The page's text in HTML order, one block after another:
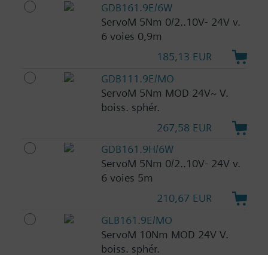
GDB161.9E/6W
ServoM 5Nm 0/2..10V- 24V v.
6 voies 0,9m
185,13 EUR
GDB111.9E/MO
ServoM 5Nm MOD 24V~ V.
boiss. sphér.
267,58 EUR
GDB161.9H/6W
ServoM 5Nm 0/2..10V- 24V v.
6 voies 5m
210,67 EUR
GLB161.9E/MO
ServoM 10Nm MOD 24V V.
boiss. sphér.